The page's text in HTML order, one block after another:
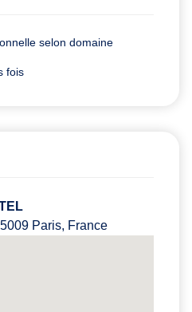
selon domaine
fois
Paris, France